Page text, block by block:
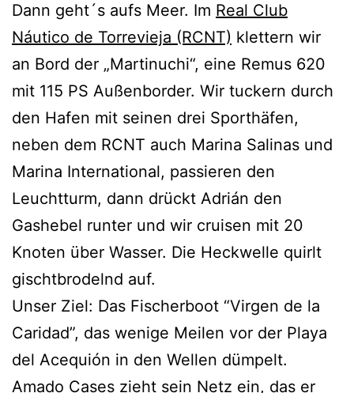
Dann geht´s aufs Meer. Im Real Club
Náutico de Torrevieja (RCNT) klettern wir
an Bord der „Martinuchi“, eine Remus 620
mit 115 PS Außenborder. Wir tuckern durch
den Hafen mit seinen drei Sporthäfen,
neben dem RCNT auch Marina Salinas und
Marina International, passieren den
Leuchtturm, dann drückt Adrián den
Gashebel runter und wir cruisen mit 20
Knoten über Wasser. Die Heckwelle quirlt
gischtbrodelnd auf.
Unser Ziel: Das Fischerboot “Virgen de la
Caridad”, das wenige Meilen vor der Playa
del Acequión in den Wellen dümpelt.
Amado Cases zieht sein Netz ein, das er